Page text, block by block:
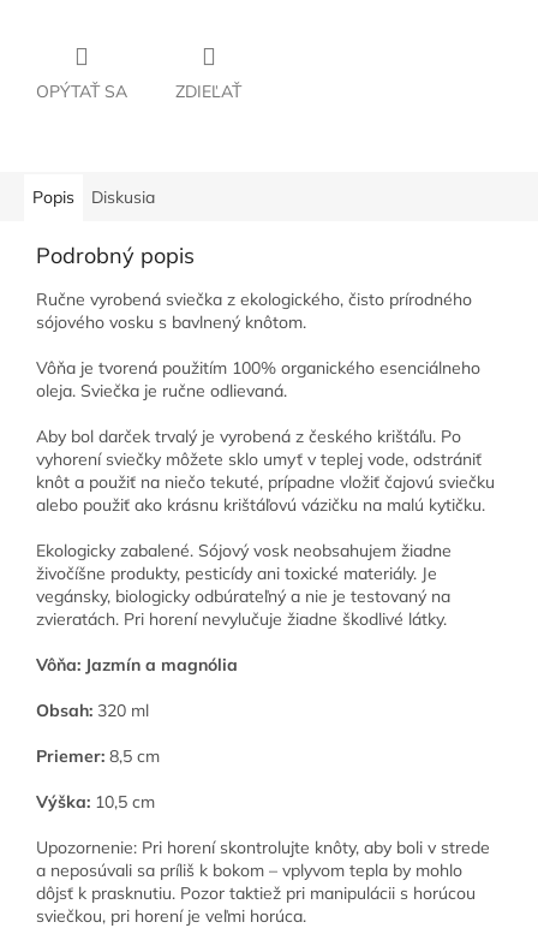
OPÝTAŤ SA ZDIEĽAŤ
Popis Diskusia
Podrobný popis
Ručne vyrobená sviečka z ekologického, čisto prírodného
sójového vosku s bavlnený knôtom.
Vôňa je tvorená použitím 100% organického esenciálneho
oleja. Sviečka je ručne odlievaná.
Aby bol darček trvalý je vyrobená z českého krištáľu. Po
vyhorení sviečky môžete sklo umyť v teplej vode, odstrániť
knôt a použiť na niečo tekuté, prípadne vložiť čajovú sviečku
alebo použiť ako krásnu krištáľovú vázičku na malú kytičku.
Ekologicky zabalené. Sójový vosk neobsahujem žiadne
živočíšne produkty, pesticídy ani toxické materiály. Je
vegánsky, biologicky odbúrateľný a nie je testovaný na
zvieratách. Pri horení nevylučuje žiadne škodlivé látky.
Vôňa: Jazmín a magnólia
Obsah: 320 ml
Priemer: 8,5 cm
Výška: 10,5 cm
Upozornenie: Pri horení skontrolujte knôty, aby boli v strede
a neposúvali sa príliš k bokom – vplyvom tepla by mohlo
dôjsť k prasknutiu. Pozor taktiež pri manipulácii s horúcou
sviečkou, pri horení je veľmi horúca.